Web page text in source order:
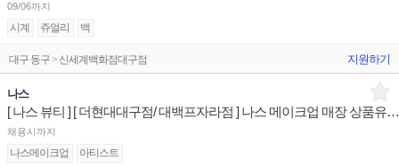
09/06까지
시계 쥬얼리 백
대구 동구 > 신세계백화점대구점 지원하기
나스
[ 나스 뷰티 ] [ 더현대대구점/ 대백프자라점 ] 나스 메이크업 매장 상품유지 판매전문직원
채용시까지
나스메이크업 아티스트